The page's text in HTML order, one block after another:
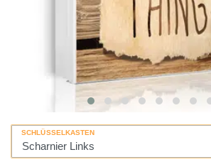
SCHLÜSSELKASTEN